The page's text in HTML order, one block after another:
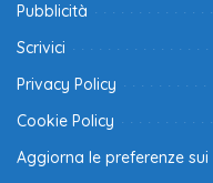
Pubblicità
Scrivici
Privacy Policy
Cookie Policy
Aggiorna le preferenze